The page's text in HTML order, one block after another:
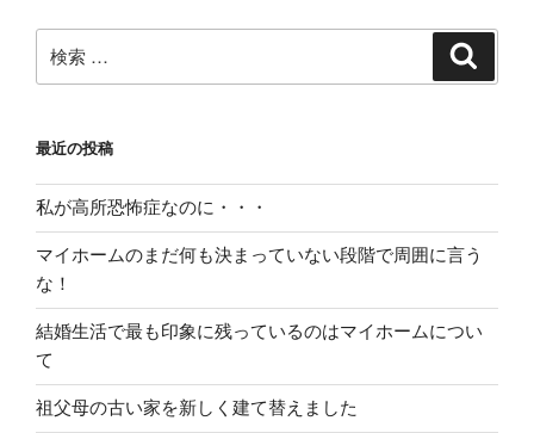
ン
索:
最近の投稿
私が高所恐怖症なのに・・・
マイホームのまだ何も決まっていない段階で周囲に言う
な！
結婚生活で最も印象に残っているのはマイホームについ
て
祖父母の古い家を新しく建て替えました